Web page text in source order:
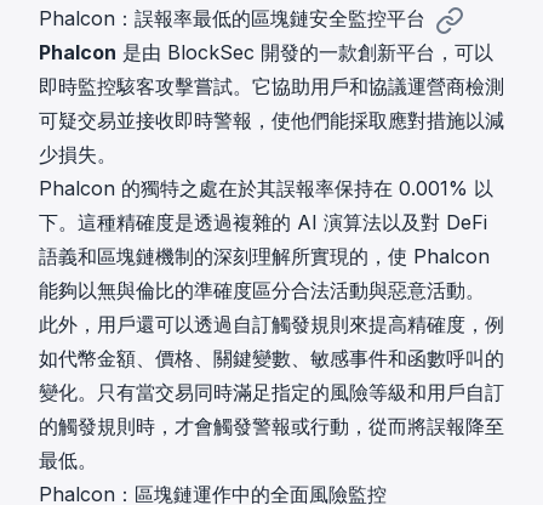
Phalcon：誤報率最低的區塊鏈安全監控平台
Phalcon 是由 BlockSec 開發的一款創新平台，可以
即時監控駭客攻擊嘗試。它協助用戶和協議運營商檢測
可疑交易並接收即時警報，使他們能採取應對措施以減
少損失。
Phalcon 的獨特之處在於其誤報率保持在 0.001% 以
下。這種精確度是透過複雜的 AI 演算法以及對 DeFi
語義和區塊鏈機制的深刻理解所實現的，使 Phalcon
能夠以無與倫比的準確度區分合法活動與惡意活動。
此外，用戶還可以透過自訂觸發規則來提高精確度，例
如代幣金額、價格、關鍵變數、敏感事件和函數呼叫的
變化。只有當交易同時滿足指定的風險等級和用戶自訂
的觸發規則時，才會觸發警報或行動，從而將誤報降至
最低。
Phalcon：區塊鏈運作中的全面風險監控